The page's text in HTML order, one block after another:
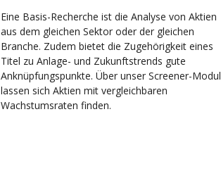
Eine Basis-Recherche ist die Analyse von Aktien
aus dem gleichen Sektor oder der gleichen
Branche. Zudem bietet die Zugehörigkeit eines
Titel zu Anlage- und Zukunftstrends gute
Anknüpfungspunkte. Über unser Screener-Modul
lassen sich Aktien mit vergleichbaren
Wachstumsraten finden.